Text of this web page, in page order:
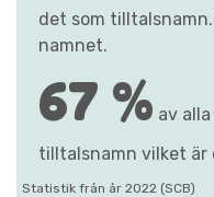
det som
namnet.
67 % av
tilltalsnamn vilket är
Statistik från år 2022 (SCB)